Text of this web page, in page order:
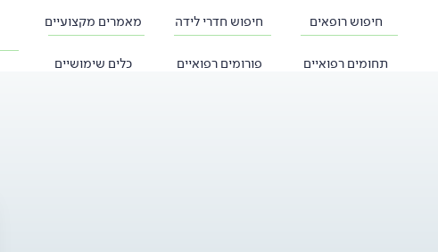
חיפוש רופאים חיפוש חדרי לידה מאמרים מקצועיים
תחומים רפואיים פורומים רפואיים כלים שימושיים